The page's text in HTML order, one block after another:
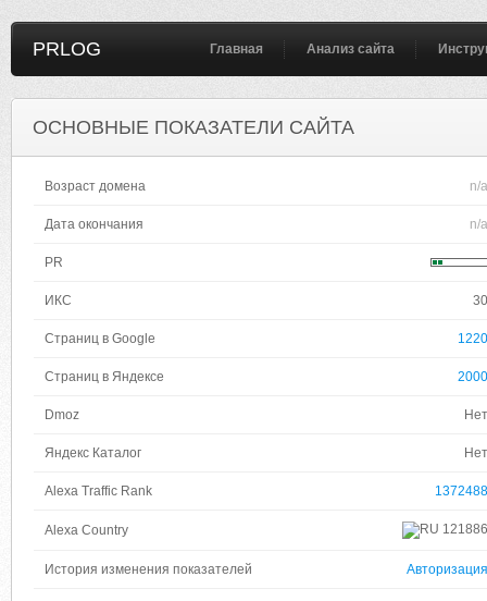
PRLOG Главная Анализ сайта
ОСНОВНЫЕ ПОКАЗАТЕЛИ САЙТА
Возраст домена n/a
Дата окончания n/a
PR
ИКС 30
Страниц в Google 1220
Страниц в Яндексе 2000
Dmoz Нет
Яндекс Каталог Нет
Alexa Traffic Rank 1372488
Alexa Country 121886
История изменения показателей Авторизация